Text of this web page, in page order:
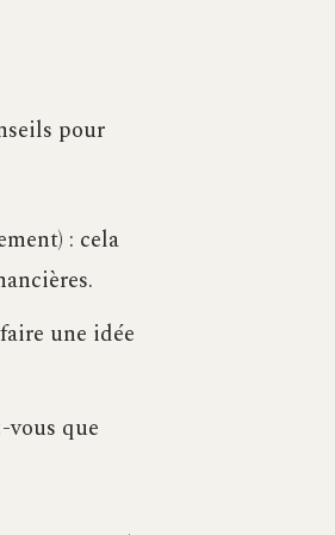
pour
: cela
une idée
vous que